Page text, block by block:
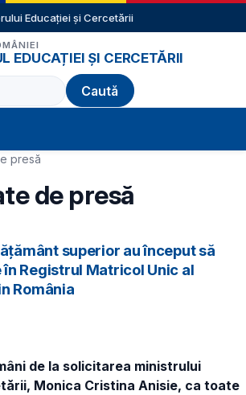
Educației și Cercetării
EDUCAȚIEI ȘI CERCETĂRII
presă
de presă
superior au început să
Registrul Matricol Unic al
România
de la solicitarea ministrului
Monica Cristina Anisie, ca toate